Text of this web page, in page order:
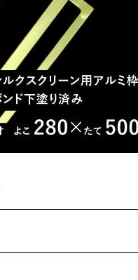
クリーン用アルミ枠（ボンド下塗
28センチ×50センチ
¥3,420
10%OFF
ン）